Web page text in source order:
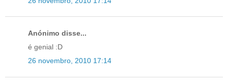
Anónimo disse...
é genial :D
26 novembro, 2010 17:14